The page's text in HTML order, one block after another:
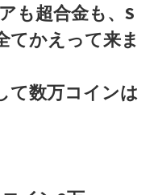
も超合金も、S
てかえって来ま
て数万コインは